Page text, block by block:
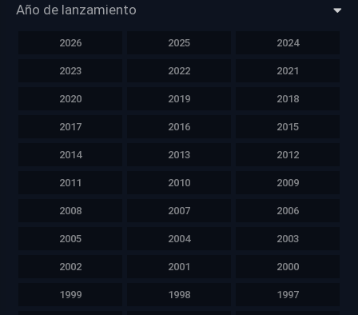
Año de lanzamiento
2026 2025 2024
2023 2022 2021
2020 2019 2018
2017 2016 2015
2014 2013 2012
2011 2010 2009
2008 2007 2006
2005 2004 2003
2002 2001 2000
1999 1998 1997